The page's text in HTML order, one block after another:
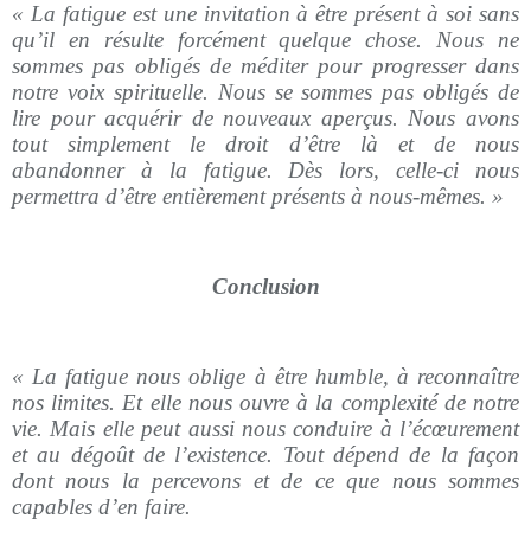
« La fatigue est une invitation à être présent à soi sans
qu’il en résulte forcément quelque chose. Nous ne
sommes pas obligés de méditer pour progresser dans
notre voix spirituelle. Nous se sommes pas obligés de
lire pour acquérir de nouveaux aperçus. Nous avons
tout simplement le droit d’être là et de nous
abandonner à la fatigue. Dès lors, celle-ci nous
permettra d’être entièrement présents à nous-mêmes. »
Conclusion
« La fatigue nous oblige à être humble, à reconnaître
nos limites. Et elle nous ouvre à la complexité de notre
vie. Mais elle peut aussi nous conduire à l’écœurement
et au dégoût de l’existence. Tout dépend de la façon
dont nous la percevons et de ce que nous sommes
capables d’en faire.